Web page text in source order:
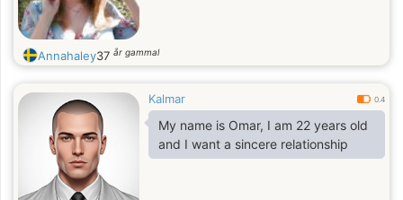
Annahaley37 år gammal
Kalmar 0.4
My name is Omar, I am 22 years old
and I want a sincere relationship